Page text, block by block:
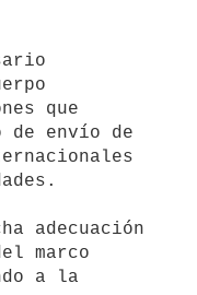
que
de envío de
marco
a la